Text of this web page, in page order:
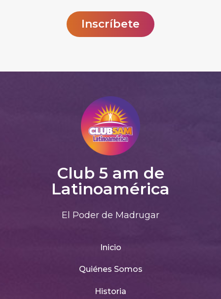
Inscríbete​
Club 5 am de
Latinoamérica
El Poder de Madrugar
Inicio
Quiénes Somos
Historia